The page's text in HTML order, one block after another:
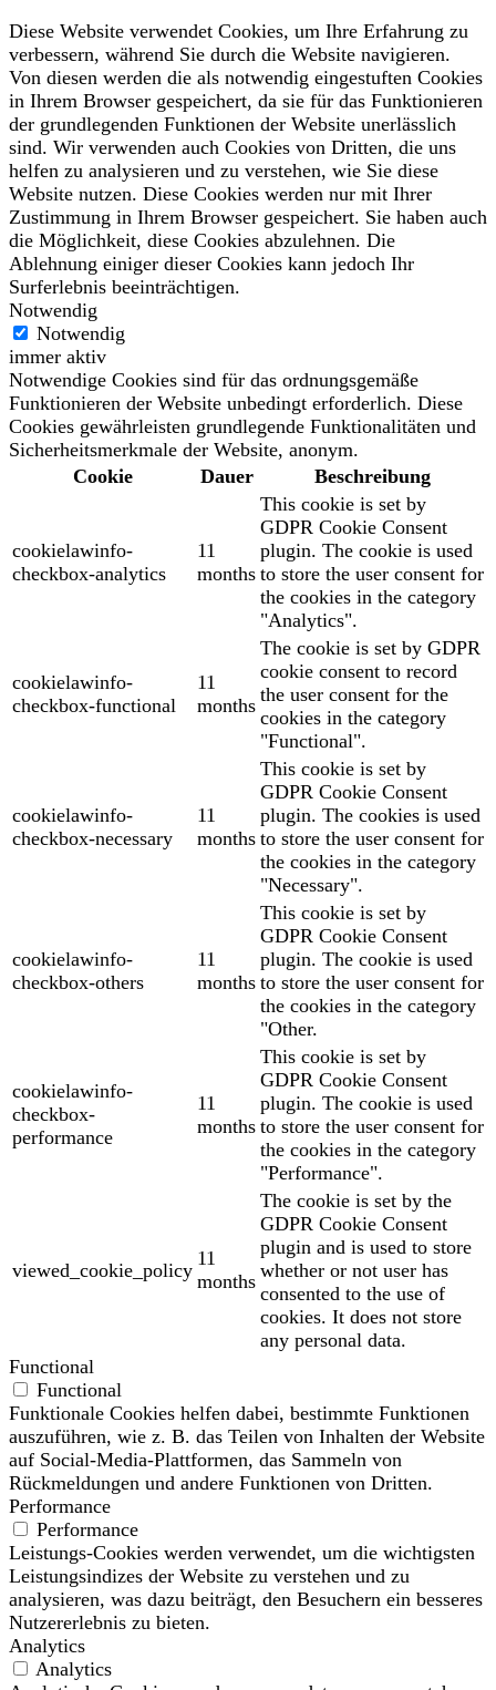
Diese Website verwendet Cookies, um Ihre Erfahrung zu
verbessern, während Sie durch die Website navigieren.
Von diesen werden die als notwendig eingestuften Cookies
in Ihrem Browser gespeichert, da sie für das Funktionieren
der grundlegenden Funktionen der Website unerlässlich
sind. Wir verwenden auch Cookies von Dritten, die uns
helfen zu analysieren und zu verstehen, wie Sie diese
Website nutzen. Diese Cookies werden nur mit Ihrer
Zustimmung in Ihrem Browser gespeichert. Sie haben auch
die Möglichkeit, diese Cookies abzulehnen. Die
Ablehnung einiger dieser Cookies kann jedoch Ihr
Surferlebnis beeinträchtigen.
Notwendig
Notwendig
immer aktiv
Notwendige Cookies sind für das ordnungsgemäße
Funktionieren der Website unbedingt erforderlich. Diese
Cookies gewährleisten grundlegende Funktionalitäten und
Sicherheitsmerkmale der Website, anonym.
Cookie
Dauer Beschreibung
cookielawinfo-
checkbox-analytics
11
months
This cookie is set by
GDPR Cookie Consent
plugin. The cookie is used
to store the user consent for
the cookies in the category
"Analytics".
cookielawinfo-
checkbox-functional
11
months
The cookie is set by GDPR
cookie consent to record
the user consent for the
cookies in the category
"Functional".
cookielawinfo-
checkbox-necessary
11
months
This cookie is set by
GDPR Cookie Consent
plugin. The cookies is used
to store the user consent for
the cookies in the category
"Necessary".
cookielawinfo-
checkbox-others
11
months
This cookie is set by
GDPR Cookie Consent
plugin. The cookie is used
to store the user consent for
the cookies in the category
"Other.
cookielawinfo-
checkbox-
performance
11
months
This cookie is set by
GDPR Cookie Consent
plugin. The cookie is used
to store the user consent for
the cookies in the category
"Performance".
viewed_cookie_policy
11
months
The cookie is set by the
GDPR Cookie Consent
plugin and is used to store
whether or not user has
consented to the use of
cookies. It does not store
any personal data.
Functional
Functional
Funktionale Cookies helfen dabei, bestimmte Funktionen
auszuführen, wie z. B. das Teilen von Inhalten der Website
auf Social-Media-Plattformen, das Sammeln von
Rückmeldungen und andere Funktionen von Dritten.
Performance
Performance
Leistungs-Cookies werden verwendet, um die wichtigsten
Leistungsindizes der Website zu verstehen und zu
analysieren, was dazu beiträgt, den Besuchern ein besseres
Nutzererlebnis zu bieten.
Analytics
Analytics